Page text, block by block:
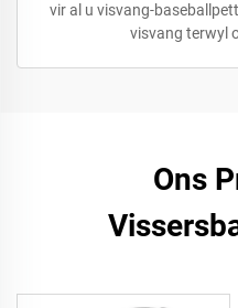
vir al u visvang-
visvang terwyl
Ons